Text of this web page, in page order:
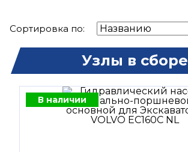
Сортировка по:
Узлы в сборе
В наличии